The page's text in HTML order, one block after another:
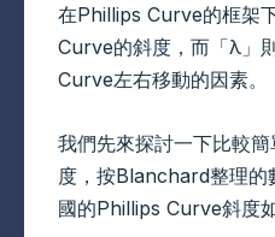
在Phillips Curve的框架
Curve的斜度，而「λ」
Curve左右移動的因素。
我們先來探討一下比較
度，按Blanchard整理的
國的Phillips Curve斜度